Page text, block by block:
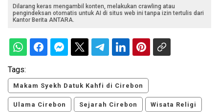
Dilarang keras mengambil konten, melakukan crawling atau
pengindeksan otomatis untuk AI di situs web ini tanpa izin tertulis dari
Kantor Berita ANTARA.
Tags:
Makam Syekh Datuk Kahfi di Cirebon
Ulama Cirebon Sejarah Cirebon Wisata Religi